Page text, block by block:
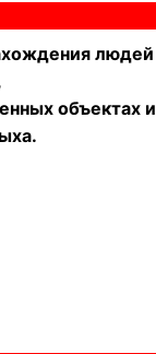
людей
объектах и